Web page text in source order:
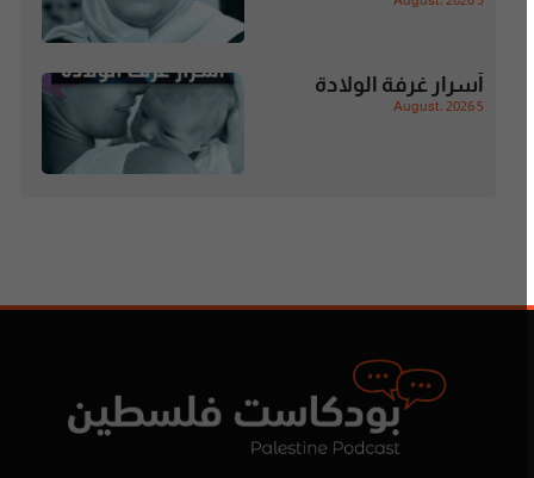
أسرار غرفة الولادة